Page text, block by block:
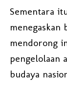
Sementara
menegaskan
mendorong
pengelolaan
budaya